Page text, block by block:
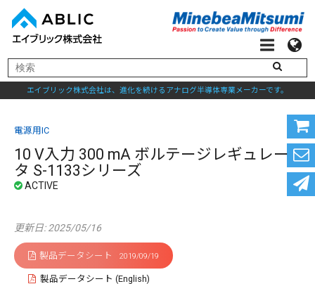
エイブリック株式会社は、進化を続けるアナログ半導体専業メーカーです。
電源用IC
10 V入力 300 mA ボルテージレギュレー
タ S-1133シリーズ
更新日: 2025/05/16
製品データシート 2019/09/19
製品データシート (English)